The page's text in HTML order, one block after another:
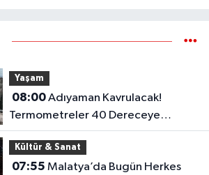
Yaşam
08:00Adıyaman Kavrulacak!
Termometreler 40 Dereceye
Dayanacak
Kültür & Sanat
07:55